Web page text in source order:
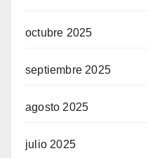
octubre 2025
septiembre 2025
agosto 2025
julio 2025